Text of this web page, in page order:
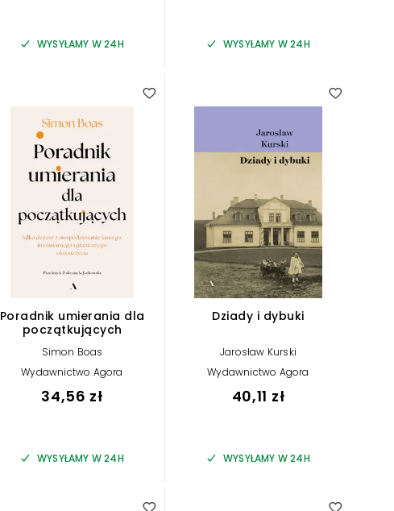
WYSYŁAMY W 24H WYSYŁAMY W 24H
Poradnik umierania dla
początkujących
Simon Boas
Wydawnictwo Agora
34,56 zł
WYSYŁAMY W 24H
Dziady i dybuki
Jarosław Kurski
Wydawnictwo Agora
40,11 zł
WYSYŁAMY W 24H